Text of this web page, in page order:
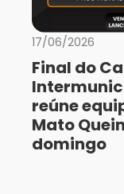
17/06/2026
Final do
reúne
Mato
domingo